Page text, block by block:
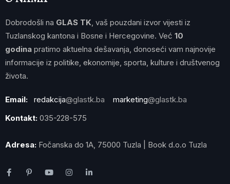
Dobrodošli na GLAS TK , vaš pouzdani izvor vijesti iz
Tuzlanskog kantona i Bosne i Hercegovine. Već 10
godina pratimo aktuelna dešavanja, donoseći vam najnovije
informacije iz politike, ekonomije, sporta, kulture i društvenog
života.
Email: redakcija@glastk.ba marketing@glastk.ba
Kontakt: 035-228-575
Adresa: Fočanska do 1A, 75000 Tuzla | Book d.o.o Tuzla